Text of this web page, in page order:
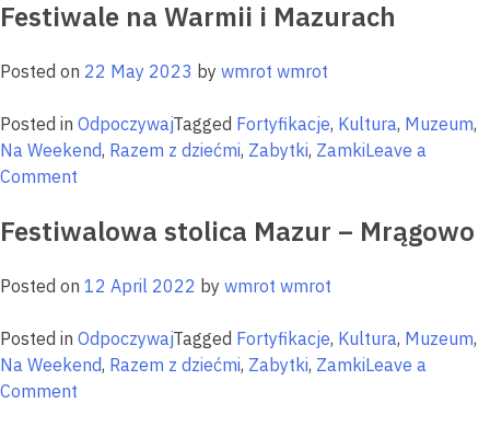
historii
sztuki
mamy
coś
Festiwale na Warmii i Mazurach
Posted on 22 May 2023 by wmrot wmrot
Posted in OdpoczywajTagged Fortyfikacje, Kultura, Muzeum,
Na Weekend, Razem z dziećmi, Zabytki, ZamkiLeave a
Comment
na
i
Festiwalowa stolica Mazur – Mrągowo
Posted on 12 April 2022 by wmrot wmrot
Posted in OdpoczywajTagged Fortyfikacje, Kultura, Muzeum,
Na Weekend, Razem z dziećmi, Zabytki, ZamkiLeave a
Comment